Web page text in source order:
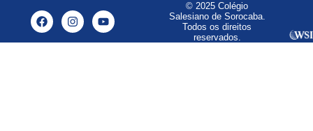
© 2025 Colégio
Salesiano de Sorocaba.
Todos os direitos
reservados.